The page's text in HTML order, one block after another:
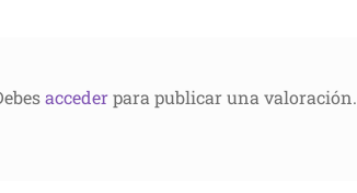
accederpara publicar una valoración.